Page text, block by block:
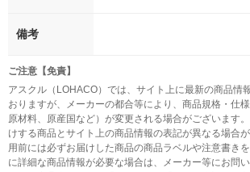
備考
ご注意【免責】
アスクル（LOHACO）では、サイト上に最新の商品情
おりますが、メーカーの都合等により、商品規格・仕
原材料、原産国など）が変更される場合がございます
けする商品とサイト上の商品情報の表記が異なる場合
用前には必ずお届けした商品の商品ラベルや注意書き
に詳細な商品情報が必要な場合は、メーカー等にお問い